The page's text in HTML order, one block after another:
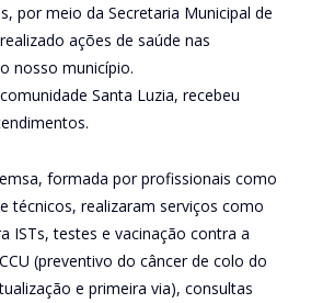
por meio da Secretaria Municipal de
ações de saúde nas
nosso município.
Santa Luzia, recebeu
formada por profissionais como
técnicos, realizaram serviços como
ISTs, testes e vacinação contra a
(preventivo do câncer de colo do
e primeira via), consultas